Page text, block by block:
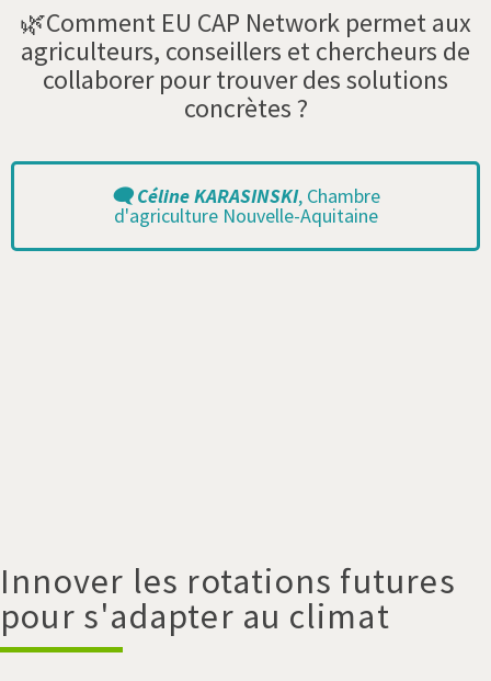
🌿Comment EU CAP Network permet aux
agriculteurs, conseillers et chercheurs de
collaborer pour trouver des solutions
concrètes ?
🗨️ Céline KARASINSKI, Chambre
d'agriculture Nouvelle-Aquitaine
Innover les rotations futures
pour s'adapter au climat